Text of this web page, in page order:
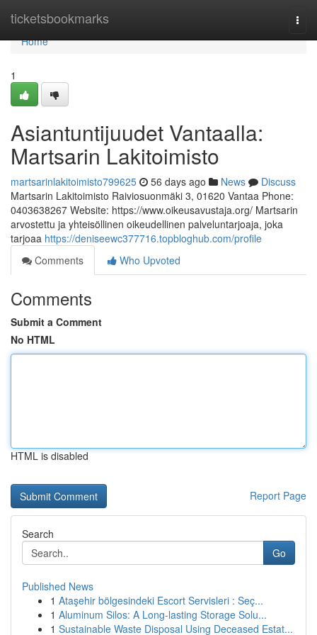
ticketsbookmarks
Home
Home
1
Asiantuntijuudet Vantaalla:
Martsarin Lakitoimisto
martsarinlakitoimisto799625 56 days ago News
Discuss
Martsarin Lakitoimisto Raiviosuonmäki 3, 01620 Vantaa Phone:
0403638267 Website: https://www.oikeusavustaja.org/ Martsarin
arvostettu ja yhteisöllinen oikeudellinen palveluntarjoaja, joka
tarjoaa https://deniseewc377716.topbloghub.com/profile
Comments
Who Upvoted
Comments
Submit a Comment
No HTML
HTML is disabled
Report Page
Search
Go
Published News
1 Ataşehir bölgesindeki Escort Servisleri : Seç...
1 Aluminum Silos: A Long-lasting Storage Solu...
1 Sustainable Waste Disposal Using Deceased Estat...